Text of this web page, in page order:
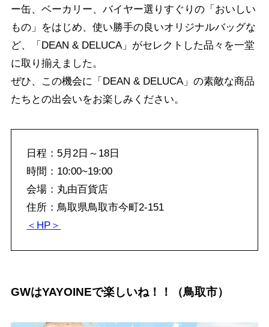
ー缶、ベーカリー、バイヤー選りすぐりの「おいしい
もの」をはじめ、使い勝手の良いオリジナルバッグな
ど、「DEAN & DELUCA」がセレクトした品々を一堂
に取り揃えました。
ぜひ、この機会に「DEAN & DELUCA」の素敵な商品
たちとの出会いをお楽しみください。
日程：5月2日～18日
時間：10:00~19:00
会場：丸由百貨店
住所：鳥取県鳥取市今町2-151
＜HP＞
GWはYAYOINEで楽しいね！！（鳥取市）